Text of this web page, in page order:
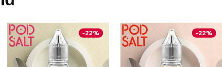
-22% -22%